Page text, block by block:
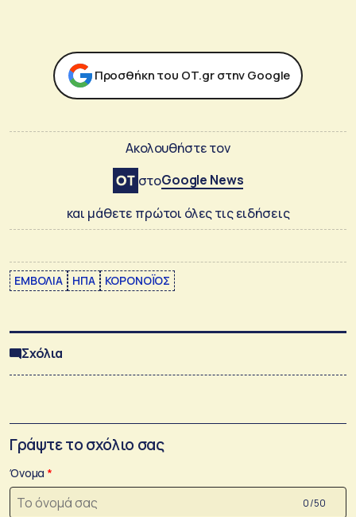
Προσθήκη του ΟΤ.gr στην Google
Ακολουθήστε τον
στοGoogle News
και μάθετε πρώτοι όλες τις ειδήσεις
ΕΜΒΟΛΙΑ ΗΠΑ ΚΟΡΟΝΟΪΟΣ
Σχόλια
Γράψτε το σχόλιο σας
Όνομα
0 /50